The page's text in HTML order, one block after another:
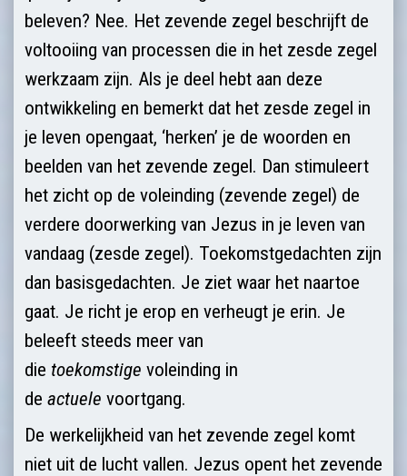
beleven? Nee. Het zevende zegel beschrijft de
voltooiing van processen die in het zesde zegel
werkzaam zijn. Als je deel hebt aan deze
ontwikkeling en bemerkt dat het zesde zegel in
je leven opengaat, ‘herken’ je de woorden en
beelden van het zevende zegel. Dan stimuleert
het zicht op de voleinding (zevende zegel) de
verdere doorwerking van Jezus in je leven van
vandaag (zesde zegel). Toekomstgedachten zijn
dan basisgedachten. Je ziet waar het naartoe
gaat. Je richt je erop en verheugt je erin. Je
beleeft steeds meer van
die toekomstige voleinding in
de actuele voortgang.
De werkelijkheid van het zevende zegel komt
niet uit de lucht vallen. Jezus opent het zevende